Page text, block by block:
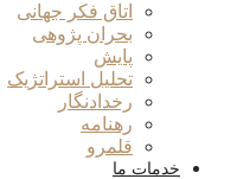
اتاق فکر جهانی
بحران پژوهی
پایش
تحلیل استراتژیک
رخدادنگار
رهنامه
قلمرو
خدمات ما